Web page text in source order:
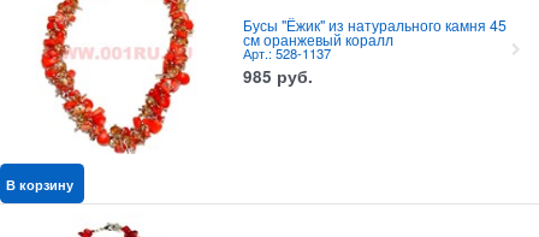
Бусы "Ёжик" из натурального камня 45
см оранжевый коралл
Арт.: 528-1137
985 руб.
В корзину